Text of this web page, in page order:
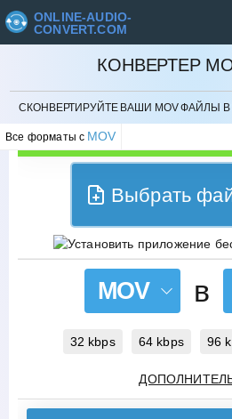
ONLINE-AUDIO-
CONVERT.COM
КОНВЕРТЕР
СКОНВЕРТИРУЙТЕ ВАШИ MOV ФАЙЛЫ
Все форматы с MOV
ОТМЕНИТЬ
Выбрать
MOV в
32 kbps 64 kbps 96